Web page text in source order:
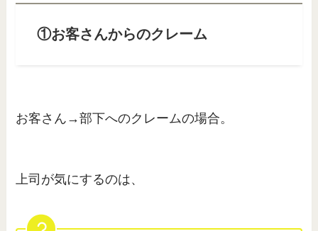
①お客さんからのクレーム
お客さん→部下へのクレームの場合。
上司が気にするのは、